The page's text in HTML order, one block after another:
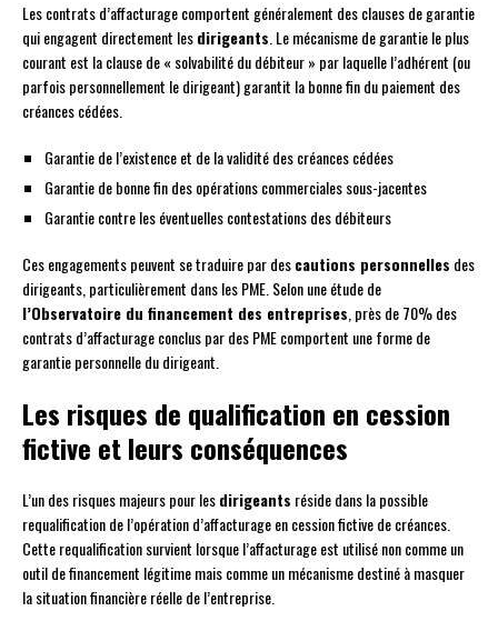
Les contrats d’affacturage comportent généralement des clauses de garantie
qui engagent directement lesdirigeants. Le mécanisme de garantie le plus
courant est la clause de « solvabilité du débiteur » par laquelle l’adhérent (ou
parfois personnellement le dirigeant) garantit la bonne fin du paiement des
créances cédées.
Garantie de l’existence et de la validité des créances cédées
Garantie de bonne fin des opérations commerciales sous-jacentes
Garantie contre les éventuelles contestations des débiteurs
Ces engagements peuvent se traduire par descautions personnelles des
dirigeants, particulièrement dans les PME. Selon une étude de
l’Observatoire du financement des entreprises, près de 70% des
contrats d’affacturage conclus par des PME comportent une forme de
garantie personnelle du dirigeant.
Les risques de qualification en cession
fictive et leurs conséquences
L’un des risques majeurs pour lesdirigeants réside dans la possible
requalification de l’opération d’affacturage en cession fictive de créances.
Cette requalification survient lorsque l’affacturage est utilisé non comme un
outil de financement légitime mais comme un mécanisme destiné à masquer
la situation financière réelle de l’entreprise.